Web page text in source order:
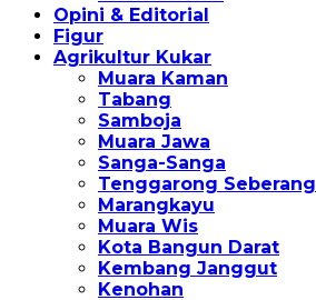
Opini & Editorial
Figur
Agrikultur Kukar
Muara Kaman
Tabang
Samboja
Muara Jawa
Sanga-Sanga
Tenggarong Seberang
Marangkayu
Muara Wis
Kota Bangun Darat
Kembang Janggut
Kenohan